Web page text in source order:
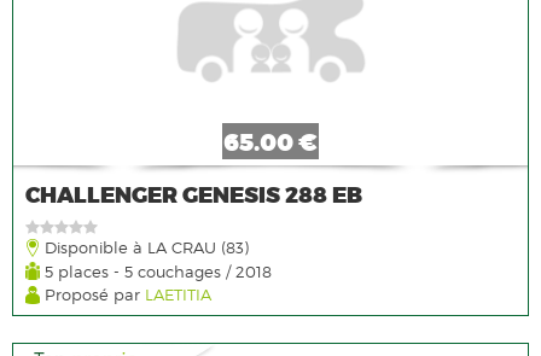
65.00 €
CHALLENGER GENESIS 288 EB
Disponible à LA CRAU (83)
5 places - 5 couchages / 2018
Proposé par LAETITIA